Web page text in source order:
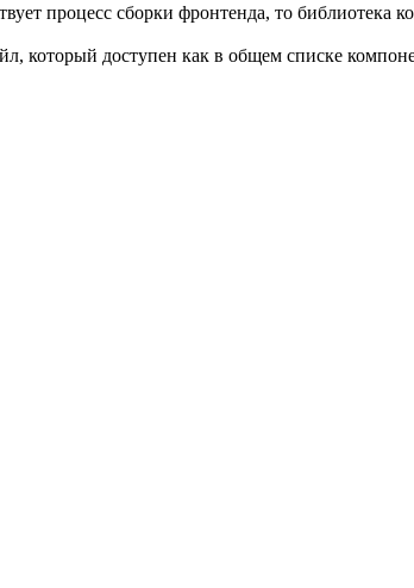
процесс сборки фронтенда, то библиотека
доступен как в общем списке